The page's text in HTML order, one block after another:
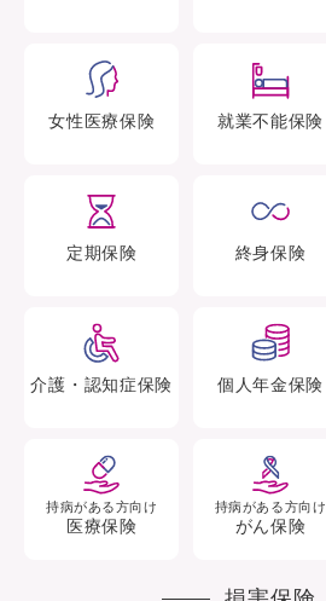
女性医療保険 就業不能保険
定期保険 終身保険
介護・認知症保険 個人年金保険
持病がある方向け
医療保険
持病がある方向け
がん保険